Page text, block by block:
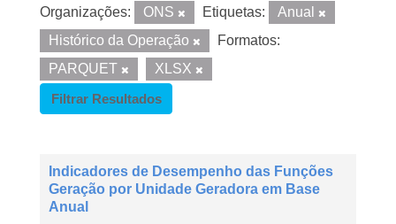
Organizações: ONS Etiquetas:
Anual
Histórico da Operação
Formatos:
PARQUET
XLSX
Filtrar Resultados
Indicadores de Desempenho das Funções
Geração por Unidade Geradora em Base
Anual